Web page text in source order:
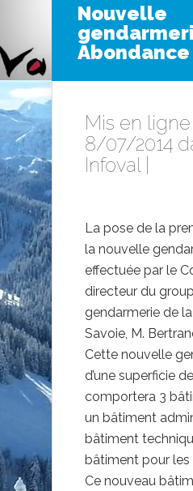
Nouvelle
Abondance
Mis en
8/07/2014
Infoval
La pose de la
la nouvelle
effectuée par le
directeur du
gendarmerie de
Savoie, M.
Cette nouvelle
d’une superficie
comportera 3
un bâtiment
bâtiment
bâtiment pour
Ce nouveau